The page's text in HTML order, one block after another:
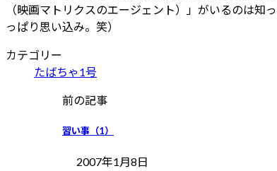
（映画マトリクスのエージェント）」がいるのは
っぱり思い込み。笑）
カテゴリー
たばちゃ1号
前の記事
習い事（1）
2007年1月8日